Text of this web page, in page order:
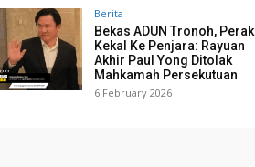
Berita
Bekas ADUN Tronoh, Perak
Kekal Ke Penjara: Rayuan
Akhir Paul Yong Ditolak
Mahkamah Persekutuan
6 February 2026